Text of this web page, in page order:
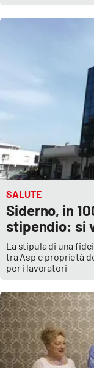
SALUTE
Siderno, in
stipendio: si
La stipula di una
tra Asp e proprietà
per i lavoratori